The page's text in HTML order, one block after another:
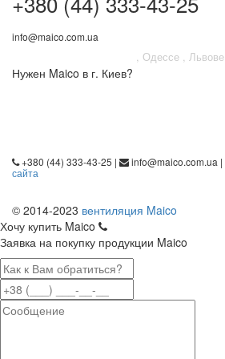
info@maico.com.ua
Одессе Львове
Нужен Maico в г. Киев?
+380 (44) 333-43-25 | info@maico.com.ua |
сайта
© 2014-2023 вентиляция Maico
Хочу купить Maico
Заявка на покупку продукции Maico